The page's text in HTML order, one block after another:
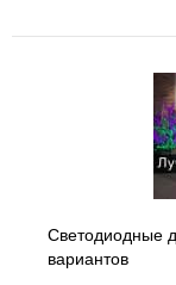
Светодиодные
вариантов